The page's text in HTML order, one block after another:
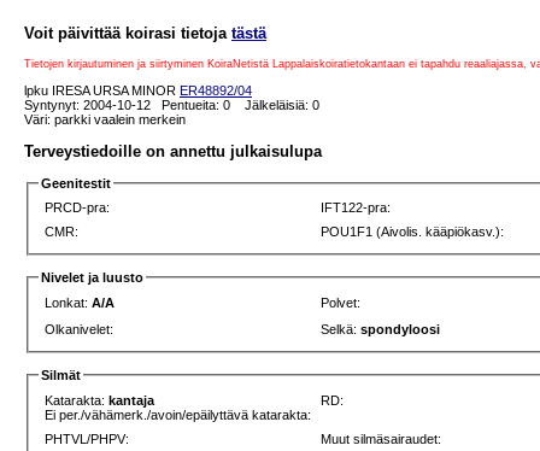
Voit päivittää koirasi tietoja tästä
Tietojen kirjautuminen ja siirtyminen KoiraNetistä Lappalaiskoiratietokantaan ei tapahdu
lpku IRESA URSA MINOR ER48892/04
Syntynyt: 2004-10-12 Pentueita: 0 Jälkeläisiä: 0
Väri: parkki vaalein merkein
Terveystiedoille on annettu julkaisulupa
Geenitestit
PRCD-pra:
IFT122-pra:
CMR:
POU1F1 (Aivolis. kääpiökasv.):
Nivelet ja luusto
Lonkat:A/A
Polvet:
Olkanivelet:
Selkä:spondyloosi
Silmät
Katarakta:kantaja
Ei per./vähämerk./avoin/epäilyttävä katarakta:
RD:
PHTVL/PHPV: Muut silmäsairaudet: